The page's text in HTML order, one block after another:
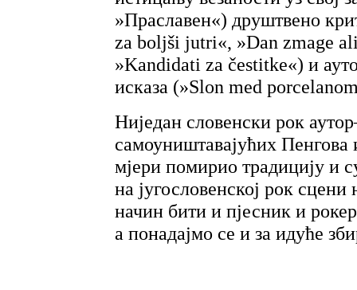
»Праславен«) друштвено
za boljši jutri«, »Dan zmage
»Kandidati za čestitke«) и
исказа (»Slon med
Ниједан словенски рок
самоуништавајућих
мјери помирио традицију и
на југословенској рок
начин бити и пјесник и
а понадајмо се и за идуће